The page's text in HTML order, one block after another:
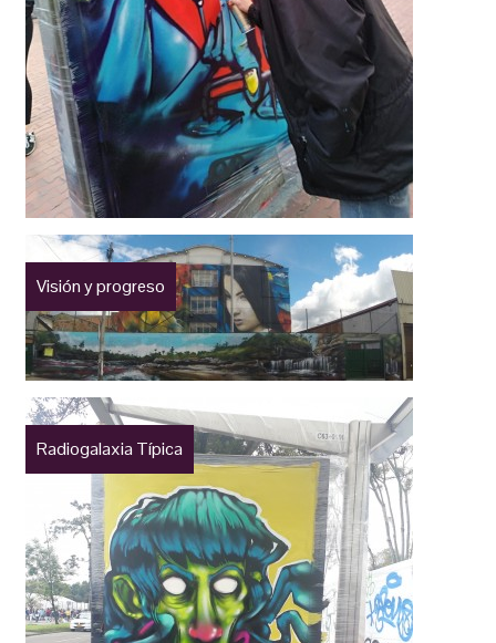
Visión y progreso
Radiogalaxia Típica